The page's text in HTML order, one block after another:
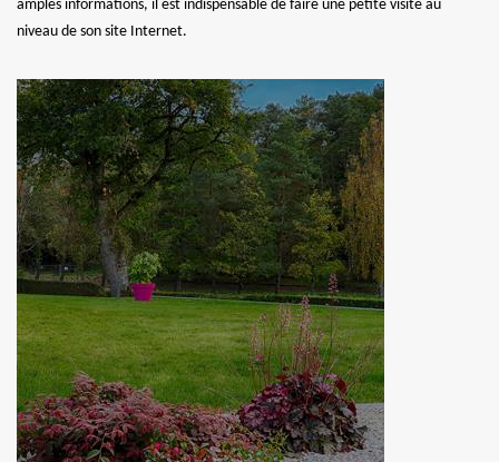
amples informations, il est indispensable de faire une petite visite au
niveau de son site Internet.